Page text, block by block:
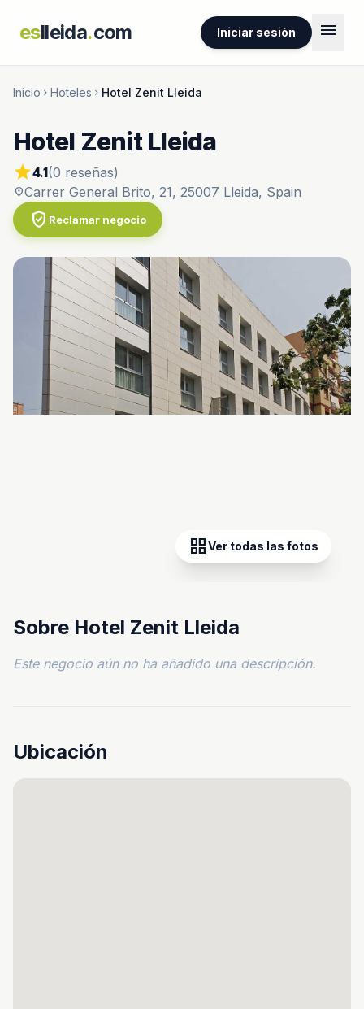
eslleida.com Iniciar sesión menu
Inicio chevron_right Hoteles chevron_right Hotel Zenit Lleida
Hotel Zenit Lleida
star4.1(0 reseñas)
location_onCarrer General Brito, 21, 25007 Lleida, Spain
verified_user Reclamar negocio
grid_viewVer todas las fotos
Sobre Hotel Zenit Lleida
Este negocio aún no ha añadido una descripción.
Ubicación